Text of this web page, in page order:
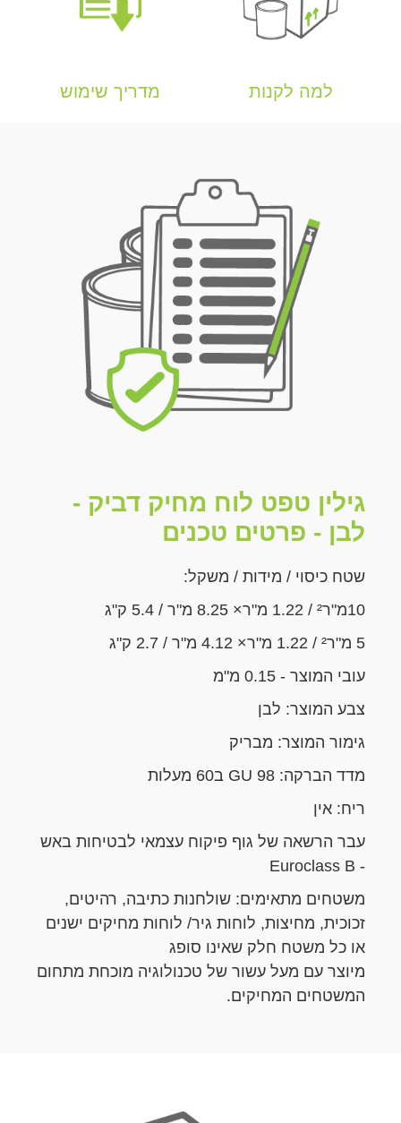
למה לקנות מדריך שימוש
גילין טפט לוח מחיק דביק -
לבן - פרטים טכנים
שטח כיסוי / מידות / משקל:
10מ"ר² / 1.22 מ"ר× 8.25 מ"ר / 5.4 ק"ג
5 מ"ר² / 1.22 מ"ר× 4.12 מ"ר / 2.7 ק"ג
עובי המוצר - 0.15 מ"מ
צבע המוצר: לבן
גימור המוצר: מבריק
מדד הברקה: 98 GU ב60 מעלות
ריח: אין
עבר הרשאה של גוף פיקוח עצמאי לבטיחות באש
- Euroclass B
משטחים מתאימים: שולחנות כתיבה, רהיטים,
זכוכית, מחיצות, לוחות גיר/ לוחות מחיקים ישנים
או כל משטח חלק שאינו סופג
מיוצר עם מעל עשור של טכנולוגיה מוכחת מתחום
המשטחים המחיקים.